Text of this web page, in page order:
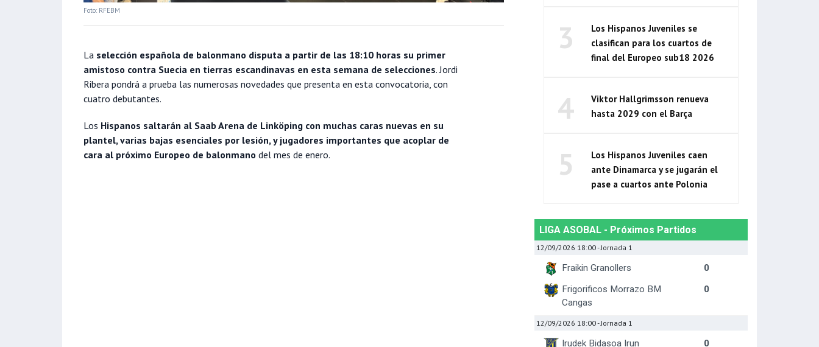
Foto: RFEBM
La selección española de balonmano disputa a partir de las 18:10 horas su primer
amistoso contra Suecia en tierras escandinavas en esta semana de selecciones. Jordi
Ribera pondrá a prueba las numerosas novedades que presenta en esta convocatoria, con
cuatro debutantes.
Los Hispanos saltarán al Saab Arena de Linköping con muchas caras nuevas en su
plantel, varias bajas esenciales por lesión, y jugadores importantes que acoplar de
cara al próximo Europeo de balonmano del mes de enero.
3
Los Hispanos Juveniles se
clasifican para los cuartos de
final del Europeo sub18 2026
4
Viktor Hallgrimsson renueva
hasta 2029 con el Barça
5
Los Hispanos Juveniles caen
ante Dinamarca y se jugarán el
pase a cuartos ante Polonia
LIGA ASOBAL - Próximos Partidos
12/09/2026 18:00- Jornada 1
Fraikin Granollers
0
Frigorificos Morrazo BM
Cangas
0
12/09/2026 18:00- Jornada 1
Irudek Bidasoa Irun
0